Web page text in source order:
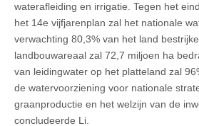
waterafleiding en irrigatie. Tegen het
het 14e vijfjarenplan zal het nationale
verwachting 80,3% van het land
landbouwareaal zal 72,7 miljoen ha
van leidingwater op het platteland zal
de watervoorziening voor nationale
graanproductie en het welzijn van de
concludeerde Li.